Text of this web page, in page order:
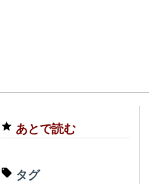
あとで読む
タグ